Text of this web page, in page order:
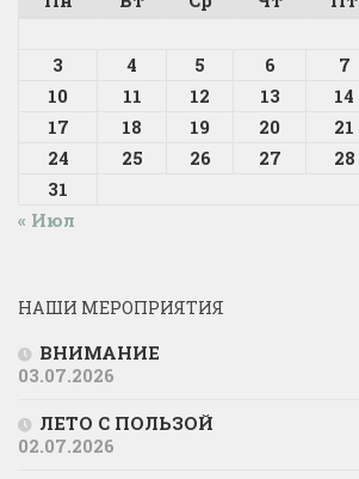
3
4 5 6 7
10
11 12 13 14
17
18 19 20 21
24
25 26 27 28
31
« Июл
НАШИ МЕРОПРИЯТИЯ
ВНИМАНИЕ
03.07.2026
ЛЕТО С ПОЛЬЗОЙ
02.07.2026